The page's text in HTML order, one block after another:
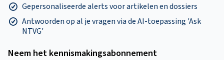
Gepersonaliseerde alerts voor artikelen en dossiers
Antwoorden op al je vragen via de AI-toepassing 'Ask
NTVG'
Neem het kennismakings­abonnement